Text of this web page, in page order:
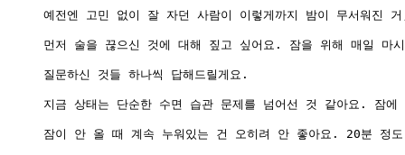
예전엔 고민 없이 잘 자던 사람이 이렇게까지 밤이 무서워진
먼저 술을 끊으신 것에 대해 짚고 싶어요. 잠을 위해 매일 마
질문하신 것들 하나씩 답해드릴게요.
지금 상태는 단순한 수면 습관 문제를 넘어선 것 같아요. 잠
잠이 안 올 때 계속 누워있는 건 오히려 안 좋아요. 20분 정